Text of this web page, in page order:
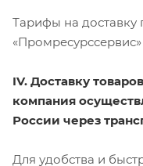
Тарифы на доставку
«Промресурссервис»
IV. Доставку
компания
России через
Для удобства и